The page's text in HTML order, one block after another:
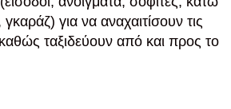
για να αναχαιτίσουν τις
ταξιδεύουν από και προς το